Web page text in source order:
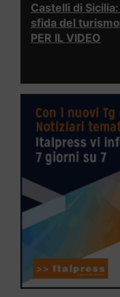
Castelli di
sfida del
PER IL VIDEO